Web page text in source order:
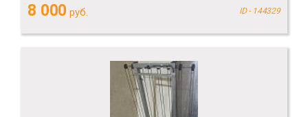
8 000 руб. ID - 144329